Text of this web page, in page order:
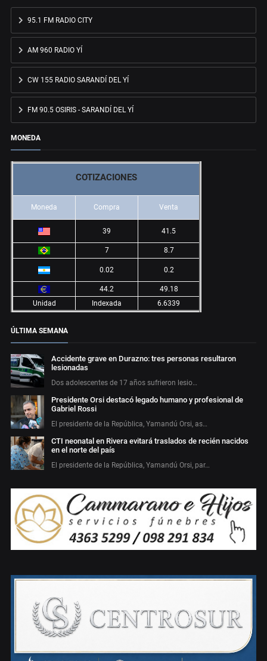
95.1 FM RADIO CITY
AM 960 RADIO YÍ
CW 155 RADIO SARANDÍ DEL YÍ
FM 90.5 OSIRIS - SARANDÍ DEL YÍ
MONEDA
COTIZACIONES
Moneda Compra Venta
39 41.5
7 8.7
0.02 0.2
44.2
49.18
Unidad
Indexada 6.6339
ÚLTIMA SEMANA
Accidente grave en Durazno: tres personas resultaron
lesionadas
Dos adolescentes de 17 años sufrieron lesio…
Presidente Orsi destacó legado humano y profesional de
Gabriel Rossi
El presidente de la República, Yamandú Orsi, as…
CTI neonatal en Rivera evitará traslados de recién nacidos
en el norte del país
El presidente de la República, Yamandú Orsi, par…